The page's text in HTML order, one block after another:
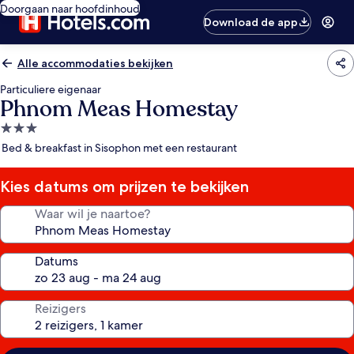
Doorgaan naar hoofdinhoud
Download de app
Alle accommodaties bekijken
Particuliere eigenaar
Phnom Meas Homestay
3.0-
sterrenaccommodatie
Bed & breakfast in Sisophon met een restaurant
Kies datums om prijzen te bekijken
Waar wil je naartoe?
Datums
Reizigers